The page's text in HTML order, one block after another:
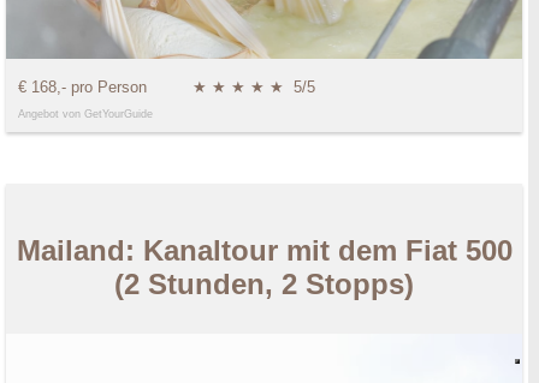
€ 168,- pro Person ★ ★ ★ ★ ★ 5/5
Angebot von GetYourGuide
Mailand: Kanaltour mit dem Fiat 500
(2 Stunden, 2 Stopps)